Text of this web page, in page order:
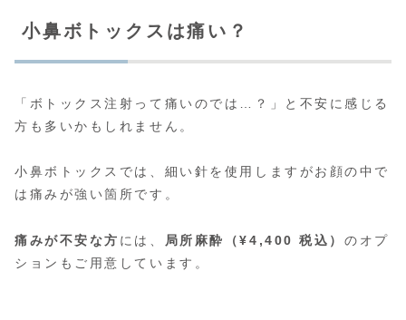
小鼻ボトックスは痛い？
「ボトックス注射って痛いのでは…？」と不安に感じる
方も多いかもしれません。
小鼻ボトックスでは、細い針を使用しますがお顔の中で
は痛みが強い箇所です。
痛みが不安な方 には、 局所麻酔（¥4,400 税込）のオプ
ションもご用意しています。